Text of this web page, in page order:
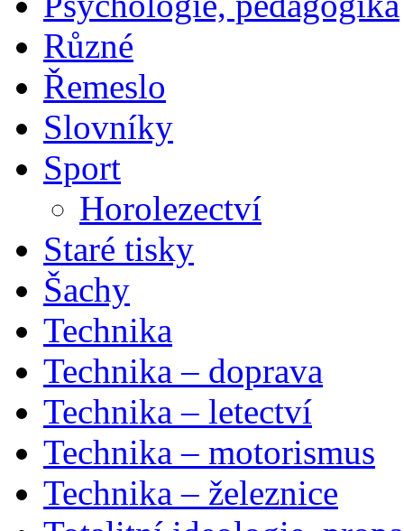
Různé
Řemeslo
Slovníky
Sport
Horolezectví
Staré tisky
Šachy
Technika
Technika – doprava
Technika – letectví
Technika – motorismus
Technika – železnice